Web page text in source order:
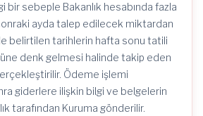
bir sebeple Bakanlık hesabında fazla
ayda talep edilecek miktardan
belirtilen tarihlerin hafta sonu tatili
denk gelmesi halinde takip eden
Ödeme işlemi
giderlere ilişkin bilgi ve belgelerin
tarafından Kuruma gönderilir.